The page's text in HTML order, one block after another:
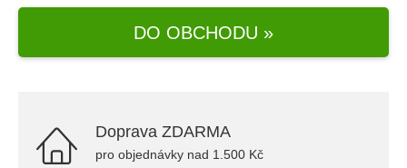
DO OBCHODU »
Doprava ZDARMA
pro objednávky nad 1.500 Kč